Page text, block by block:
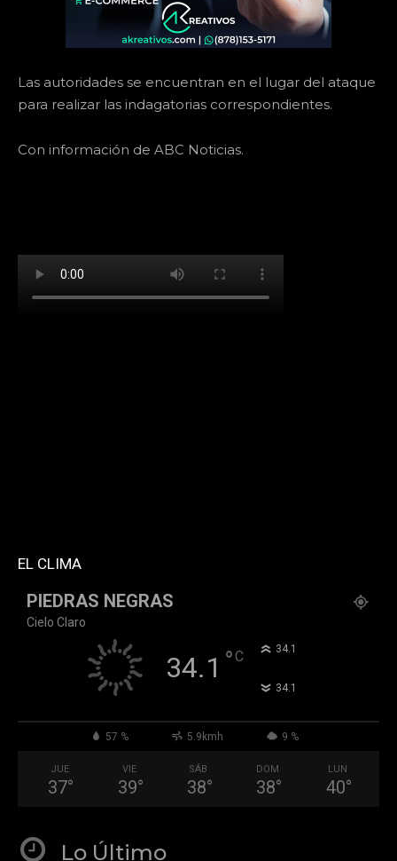
Las autoridades se encuentran en el lugar del ataque
para realizar las indagatorias correspondientes.
Con información de ABC Noticias.
EL CLIMA
PIEDRAS NEGRAS
Cielo Claro
34.1 °C 34.1
34.1
57 % 5.9kmh 9 %
JUE
37°
VIE
39°
SÁB
38°
DOM
38°
LUN
40°
Lo Último